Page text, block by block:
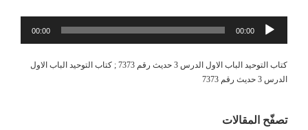
مشغل
الصوت
00:00
00:00
كتاب التوحيد الباب الاول الدرس 3 حديث رقم 7373 ; كتاب التوحيد الباب الاول
الدرس 3 حديث رقم 7373
تصفّح المقالات